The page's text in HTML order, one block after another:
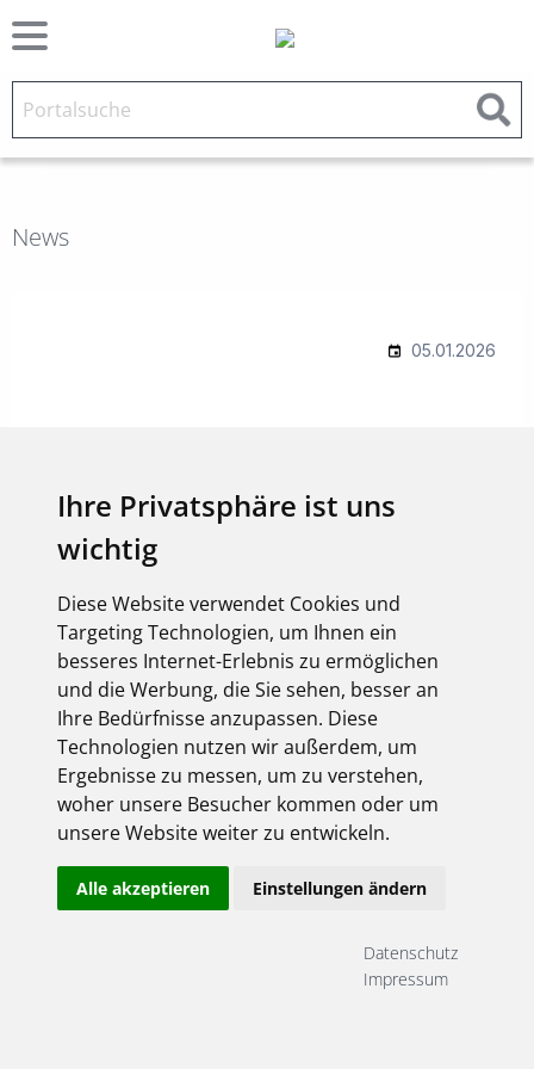
Ihre Privatsphäre ist uns
wichtig
Diese Website verwendet Cookies und
Targeting Technologien, um Ihnen ein
besseres Internet-Erlebnis zu ermöglichen
und die Werbung, die Sie sehen, besser an
Ihre Bedürfnisse anzupassen. Diese
Technologien nutzen wir außerdem, um
Ergebnisse zu messen, um zu verstehen,
woher unsere Besucher kommen oder um
unsere Website weiter zu entwickeln.
Alle akzeptieren Einstellungen ändern
Datenschutz
Impressum
News